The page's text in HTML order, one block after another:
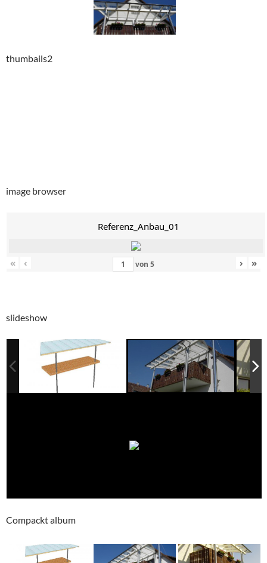
thumbails2
image browser
Referenz_Anbau_01
« ‹ von 5 › »
slideshow
Compackt album